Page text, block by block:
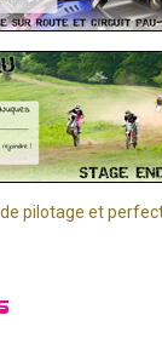
pilotage et